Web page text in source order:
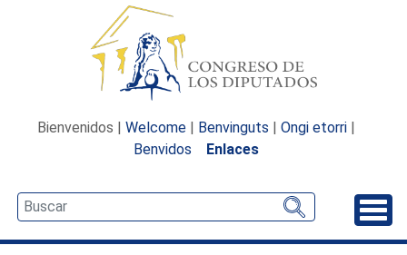
Bienvenidos | Welcome | Benvinguts | Ongi etorri |
Benvidos
Enlaces